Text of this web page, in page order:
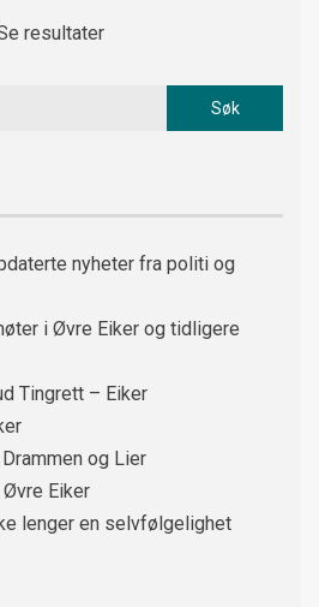
resultater
nyheter fra politi og
i Øvre Eiker og tidligere
Tingrett – Eiker
og Lier
Eiker
lenger en selvfølgelighet